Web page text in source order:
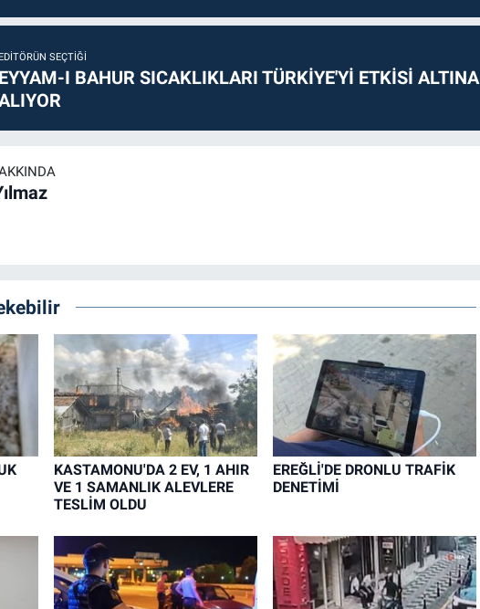
EDITÖRÜN SEÇTIĞI
EYYAM-I BAHUR SICAKLIKLARI TÜRKİYE'Yİ ETKİSİ ALTINA
KASTAMONU'DA 2 EV, 1 AHIR
VE 1 SAMANLIK ALEVLERE
TESLİM OLDU
EREĞLİ'DE DRONLU TRAFİK
DENETİMİ